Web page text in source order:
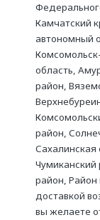
Камчатский
автономный
область,
район,
район,
Сахалинская
Чумиканский
район,
доставкой
вы желаете